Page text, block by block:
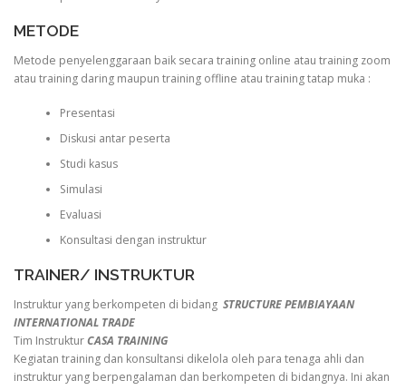
METODE
Metode penyelenggaraan baik secara training online atau training zoom
atau training daring maupun training offline atau training tatap muka :
Presentasi
Diskusi antar peserta
Studi kasus
Simulasi
Evaluasi
Konsultasi dengan instruktur
TRAINER/ INSTRUKTUR
Instruktur yang berkompeten di bidang STRUCTURE PEMBIAYAAN
INTERNATIONAL TRADE
Tim InstrukturCASA TRAINING
Kegiatan training dan konsultansi dikelola oleh para tenaga ahli dan
instruktur yang berpengalaman dan berkompeten di bidangnya. Ini akan